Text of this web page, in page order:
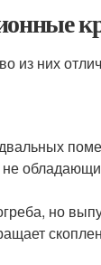
из них
не
но